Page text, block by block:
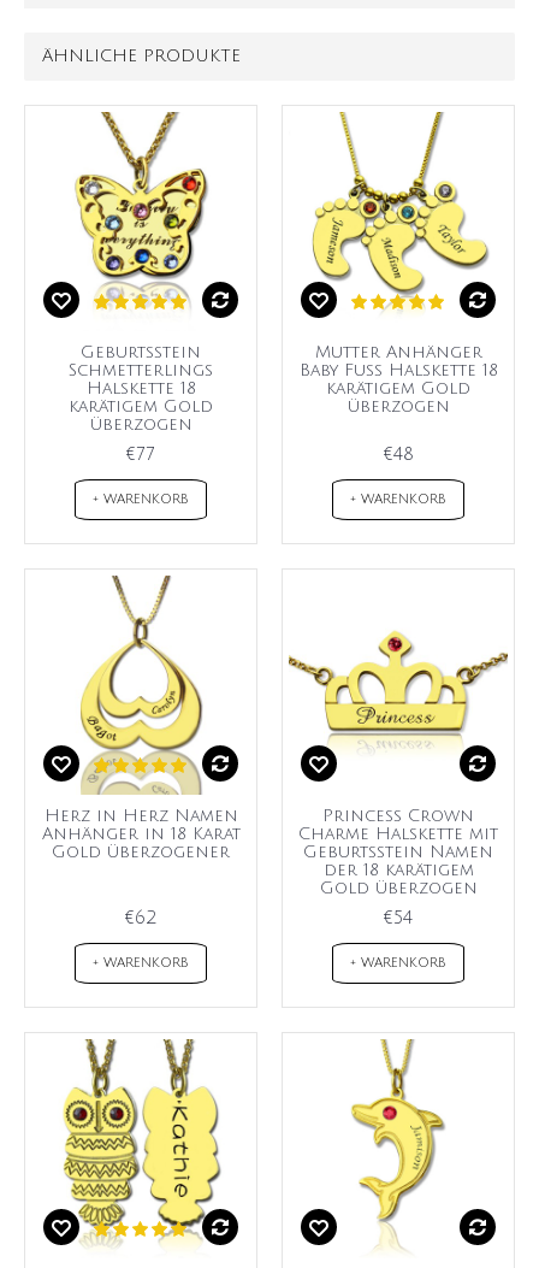
ÄHNLICHE PRODUKTE
Geburtsstein
Schmetterlings
Halskette 18
karätigem Gold
überzogen
€77
+ WARENKORB
Mutter Anhänger
Baby Fuß Halskette 18
karätigem Gold
überzogen
€48
+ WARENKORB
Herz in Herz Namen
Anhänger in 18 Karat
Gold überzogener
€62
+ WARENKORB
Princess Crown
Charme Halskette mit
Geburtsstein Namen
der 18 karätigem
Gold überzogen
€54
+ WARENKORB